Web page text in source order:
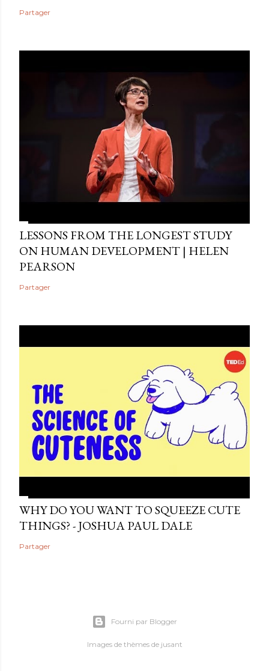
Partager
LESSONS FROM THE LONGEST STUDY
ON HUMAN DEVELOPMENT | HELEN
PEARSON
Partager
WHY DO YOU WANT TO SQUEEZE CUTE
THINGS? - JOSHUA PAUL DALE
Partager
Fourni par Blogger
Images de thèmes de jusant